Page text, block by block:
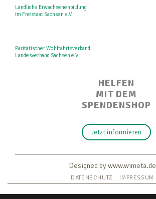
Ländliche Erwachsenenbildung
im Freistaat Sachsen e.V.
Paritätischer Wohlfahrtsverband
Landesverband Sachsen e.V.
HELFEN
MIT DEM
SPENDENSHOP
Jetzt informieren
Designed by www.wimeta.de
DATENSCHUTZ IMPRESSUM